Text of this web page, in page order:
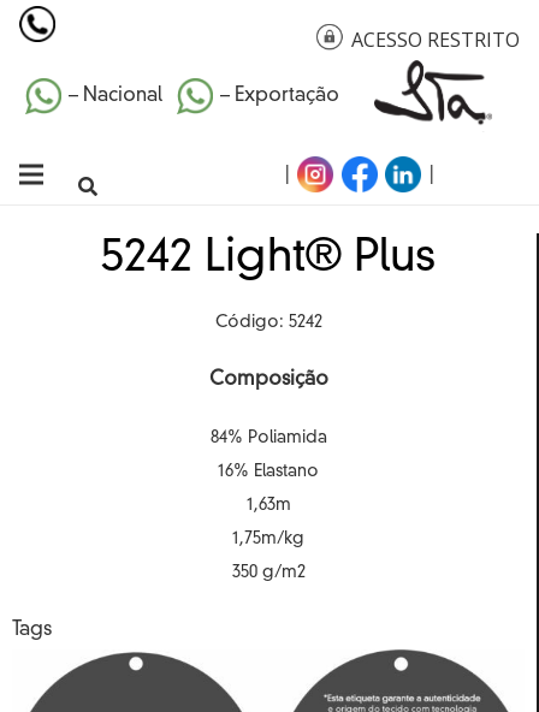
ACESSO RESTRITO
– Nacional – Exportação
5242 Light® Plus
Código: 5242
Composição
84% Poliamida
16% Elastano
1,63m
1,75m/kg
350 g/m2
Tags